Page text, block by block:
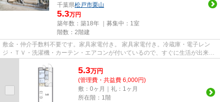
千葉県松戸市栗山
5.3万円
築年数：築18年 ｜募集中： 1室
階数：2階建
敷金・仲介手数料不要です。家具家電付き。 家具家電付き。冷蔵庫・電子レン
ジ・ＴＶ・洗濯機・カーテン・エアコンが付いているので、すぐに生活が出来ま
5.3万円
(管理費・共益費 6,000円)
敷：0ヶ月｜礼：1ヶ月
所在階：1階